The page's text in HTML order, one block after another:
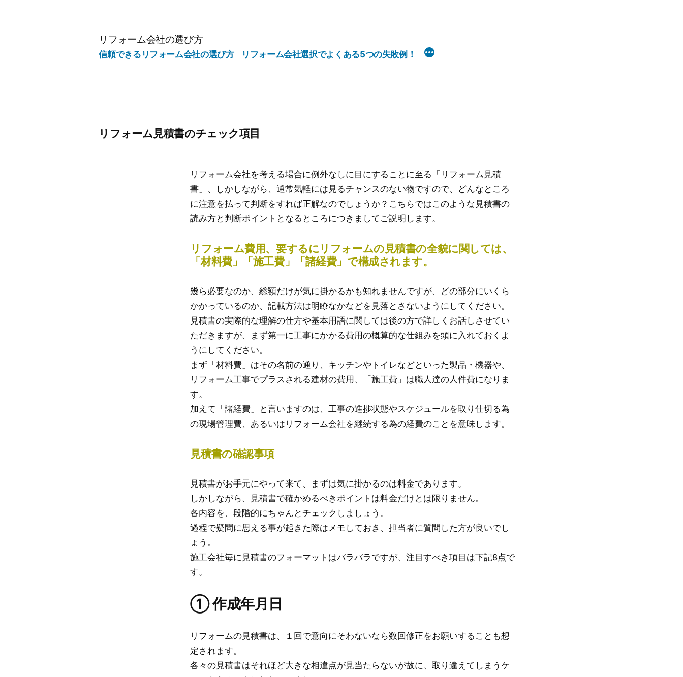
リフォーム会社の選び方
信頼できるリフォーム会社の選び方 リフォーム会社選択でよくある5つの失敗例！
リフォーム見積書のチェック項目
リフォーム会社を考える場合に例外なしに目にすることに至る「リフォーム見積
書」、しかしながら、通常気軽には見るチャンスのない物ですので、どんなところ
に注意を払って判断をすれば正解なのでしょうか？こちらではこのような見積書の
読み方と判断ポイントとなるところにつきましてご説明します。
リフォーム費用、要するにリフォームの見積書の全貌に関しては、
「材料費」「施工費」「諸経費」で構成されます。
幾ら必要なのか、総額だけが気に掛かるかも知れませんですが、どの部分にいくら
かかっているのか、記載方法は明瞭なかなどを見落とさないようにしてください。
見積書の実際的な理解の仕方や基本用語に関しては後の方で詳しくお話しさせてい
ただきますが、まず第一に工事にかかる費用の概算的な仕組みを頭に入れておくよ
うにしてください。
まず「材料費」はその名前の通り、キッチンやトイレなどといった製品・機器や、
リフォーム工事でプラスされる建材の費用、「施工費」は職人達の人件費になりま
す。
加えて「諸経費」と言いますのは、工事の進捗状態やスケジュールを取り仕切る為
の現場管理費、あるいはリフォーム会社を継続する為の経費のことを意味します。
見積書の確認事項
見積書がお手元にやって来て、まずは気に掛かるのは料金であります。
しかしながら、見積書で確かめるべきポイントは料金だけとは限りません。
各内容を、段階的にちゃんとチェックしましょう。
過程で疑問に思える事が起きた際はメモしておき、担当者に質問した方が良いでし
ょう。
施工会社毎に見積書のフォーマットはバラバラですが、注目すべき項目は下記8点で
す。
① 作成年月日
リフォームの見積書は、１回で意向にそわないなら数回修正をお願いすることも想
定されます。
各々の見積書はそれほど大きな相違点が見当たらないが故に、取り違えてしまうケ